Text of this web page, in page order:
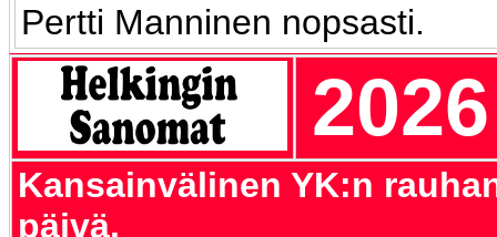
Pertti Manninen nopsasti.
2026
Kansainvälinen YK:n
päivä.